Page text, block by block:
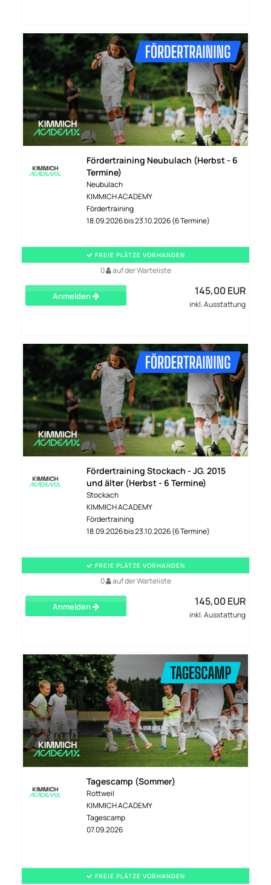
Fördertraining Neubulach (Herbst - 6
Termine)
Neubulach
KIMMICH ACADEMY
Fördertraining
18.09.2026 bis 23.10.2026 (6 Termine)
FREIE PLÄTZE VORHANDEN
0 auf der Warteliste
Anmelden 145,00 EUR
inkl. Ausstattung
Fördertraining Stockach - JG. 2015
und älter (Herbst - 6 Termine)
Stockach
KIMMICH ACADEMY
Fördertraining
18.09.2026 bis 23.10.2026 (6 Termine)
FREIE PLÄTZE VORHANDEN
0 auf der Warteliste
Anmelden 145,00 EUR
inkl. Ausstattung
Tagescamp (Sommer)
Rottweil
KIMMICH ACADEMY
Tagescamp
07.09.2026
FREIE PLÄTZE VORHANDEN